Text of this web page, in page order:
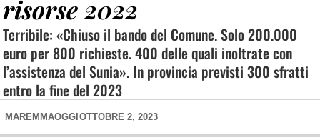
risorse 2022
Terribile: «Chiuso il bando del Comune. Solo 200.000
euro per 800 richieste. 400 delle quali inoltrate con
l’assistenza del Sunia». In provincia previsti 300 sfratti
entro la fine del 2023
MAREMMAOGGI OTTOBRE 2, 2023